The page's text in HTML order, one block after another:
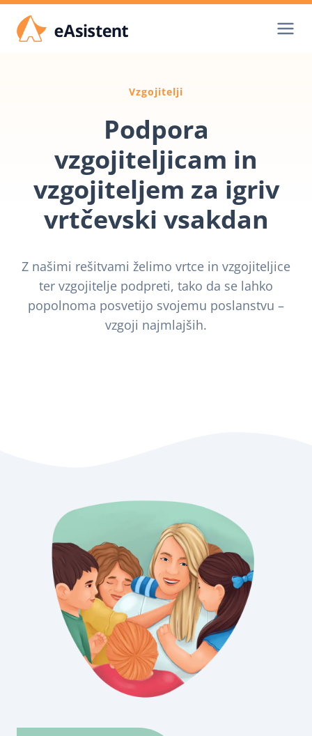
Skip
content
Vzgojitelji
Podpora
vzgojiteljicam in
vzgojiteljem za igriv
vrtčevski vsakdan
Z našimi rešitvami želimo vrtce in vzgojiteljice
ter vzgojitelje podpreti, tako da se lahko
popolnoma posvetijo svojemu poslanstvu –
vzgoji najmlajših.